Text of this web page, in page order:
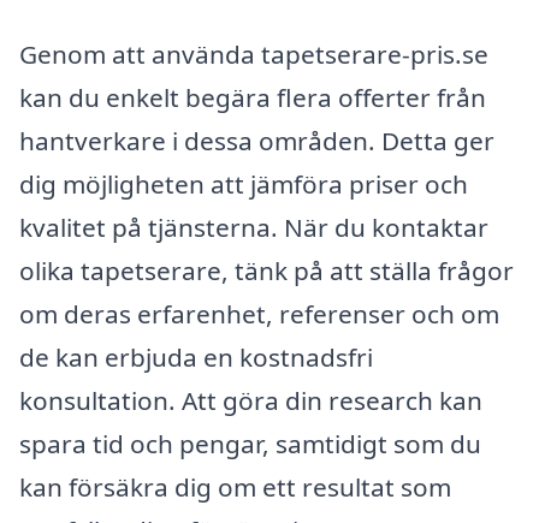
Genom att använda tapetserare-pris.se
kan du enkelt begära flera offerter från
hantverkare i dessa områden. Detta ger
dig möjligheten att jämföra priser och
kvalitet på tjänsterna. När du kontaktar
olika tapetserare, tänk på att ställa frågor
om deras erfarenhet, referenser och om
de kan erbjuda en kostnadsfri
konsultation. Att göra din research kan
spara tid och pengar, samtidigt som du
kan försäkra dig om ett resultat som